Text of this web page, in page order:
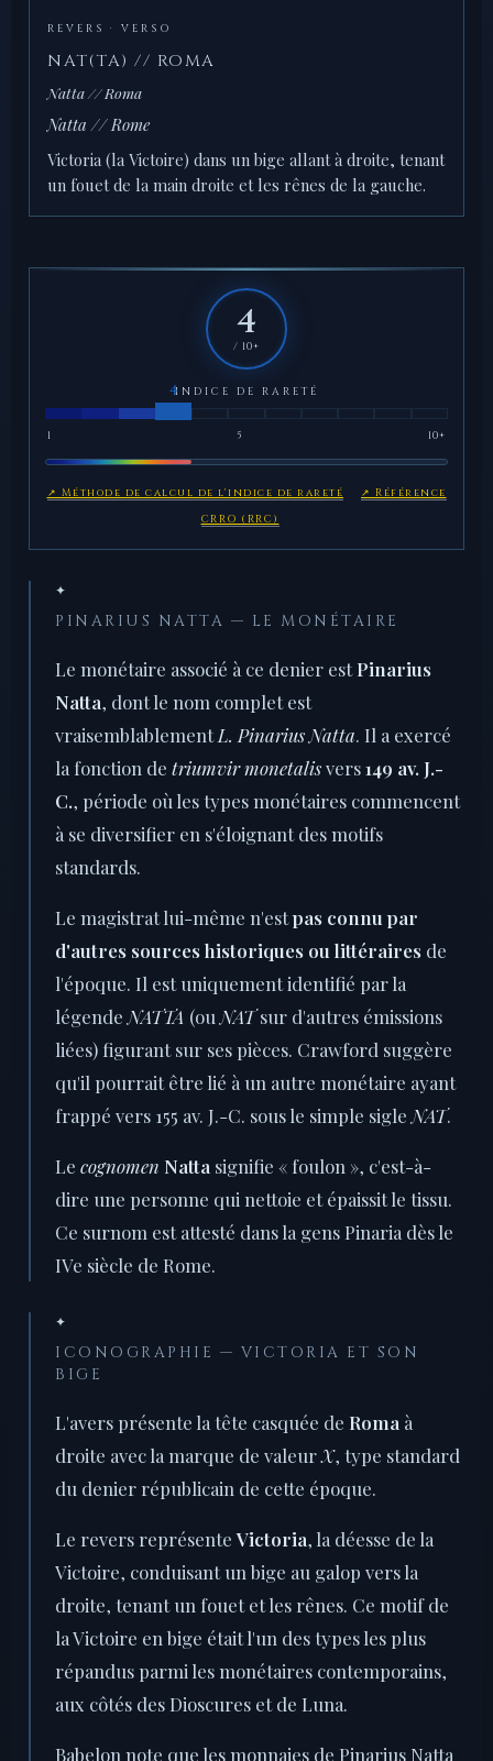
REVERS · VERSO
NAT(TA) // ROMA
Natta // Roma
Natta // Rome
Victoria (la Victoire) dans un bige allant à droite, tenant
un fouet de la main droite et les rênes de la gauche.
4
/ 10+
INDICE DE RARETÉ
1 5 10+
↗ Méthode de calcul de l'indice de rareté
↗ Référence
CRRO (RRC)
✦
PINARIUS NATTA — LE MONÉTAIRE
Le monétaire associé à ce denier estPinarius
Natta, dont le nom complet est
vraisemblablementL. Pinarius Natta. Il a exercé
la fonction de triumvir monetalisvers149 av. J.-
C., période où les types monétaires commencent
à se diversifier en s'éloignant des motifs
standards.
Le magistrat lui-même n'estpas connu par
d'autres sources historiques ou littéraires de
l'époque. Il est uniquement identifié par la
légende NATTA (ou NATsur d'autres émissions
liées) figurant sur ses pièces. Crawford suggère
qu'il pourrait être lié à un autre monétaire ayant
frappé vers 155 av. J.-C. sous le simple sigle NAT.
Le cognomen Natta signifie « foulon », c'est-à-
dire une personne qui nettoie et épaissit le tissu.
Ce surnom est attesté dans la gens Pinaria dès le
IVe siècle de Rome.
✦
ICONOGRAPHIE — VICTORIA ET SON
BIGE
L'avers présente la tête casquée de Roma à
droite avec la marque de valeurX, type standard
du denier républicain de cette époque.
Le revers représenteVictoria, la déesse de la
Victoire, conduisant un bige au galop vers la
droite, tenant un fouet et les rênes. Ce motif de
la Victoire en bige était l'un des types les plus
répandus parmi les monétaires contemporains,
aux côtés des Dioscures et de Luna.
Babelon note que les monnaies de Pinarius Natta